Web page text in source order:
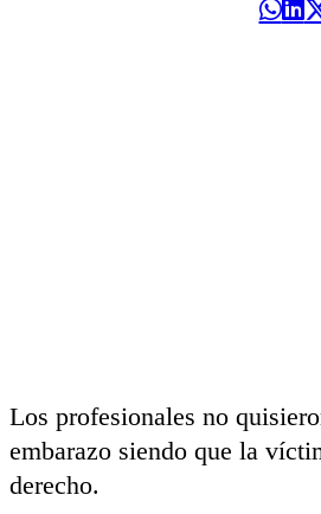
Los profesionales no
embarazo siendo que la
derecho.